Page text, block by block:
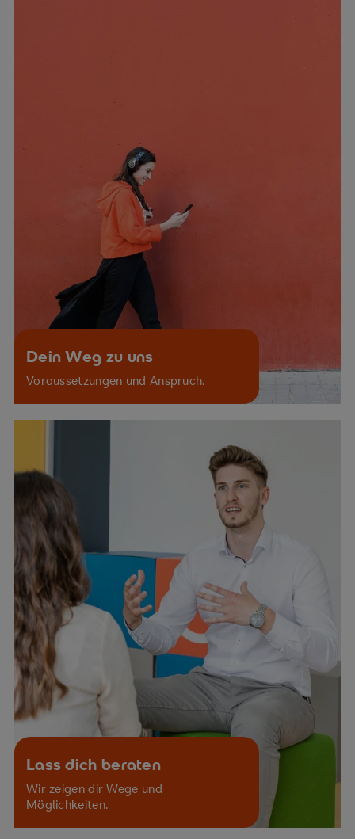
Dein Weg zu uns
Voraussetzungen und Anspruch.
Lass dich beraten
Wir zeigen dir Wege und
Möglichkeiten.